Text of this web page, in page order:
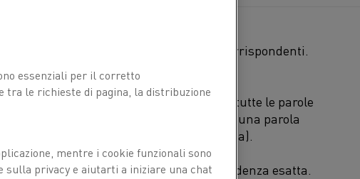
un elenco molto lungo di documenti corrispondenti.
come frase di ricerca.
ricerca. La funzione di ricerca troverà tutte le parole
le corrispondenze delle varianti di una parola
come vario, variabile, variante e così via).
frase di ricerca per trovare la corrispondenza esatta.
essenziali per il corretto
tra le richieste di pagina, la distribuzione
mentre i cookie funzionali sono
privacy e aiutarti a iniziare una chat